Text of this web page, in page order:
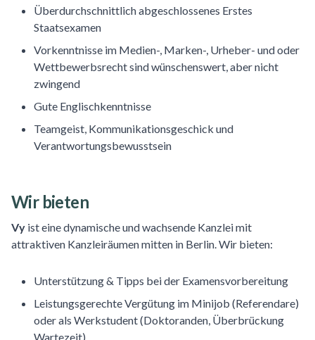
Überdurchschnittlich abgeschlossenes Erstes
Staatsexamen
Vorkenntnisse im Medien-, Marken-, Urheber- und oder
Wettbewerbsrecht sind wünschenswert, aber nicht
zwingend
Gute Englischkenntnisse
Teamgeist, Kommunikationsgeschick und
Verantwortungsbewusstsein
Wir bieten
Vy ist eine dynamische und wachsende Kanzlei mit
attraktiven Kanzleiräumen mitten in Berlin. Wir bieten:
Unterstützung & Tipps bei der Examensvorbereitung
Leistungsgerechte Vergütung im Minijob (Referendare)
oder als Werkstudent (Doktoranden, Überbrückung
Wartezeit)